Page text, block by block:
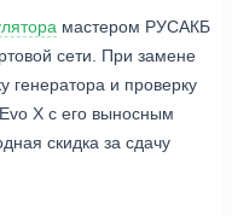
мастером РУСАКБ
сети. При замене
генератора и проверку
X с его выносным
скидка за сдачу